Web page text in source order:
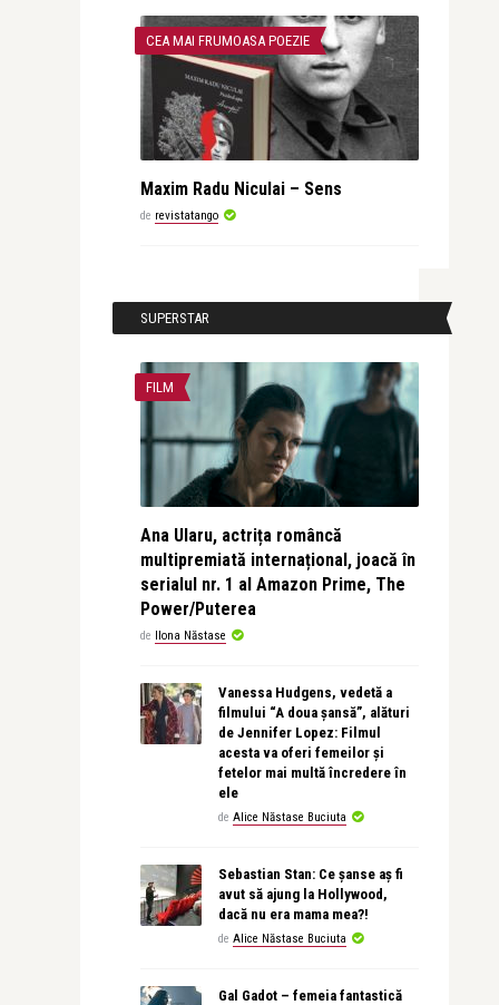
CEA MAI FRUMOASA POEZIE
Maxim Radu Niculai – Sens
de revistatango
SUPERSTAR
FILM
Ana Ularu, actrița româncă
multipremiată internațional, joacă în
serialul nr. 1 al Amazon Prime, The
Power/Puterea
de Ilona Năstase
Vanessa Hudgens, vedetă a
filmului “A doua șansă”, alături
de Jennifer Lopez: Filmul
acesta va oferi femeilor și
fetelor mai multă încredere în
ele
de Alice Năstase Buciuta
Sebastian Stan: Ce șanse aș fi
avut să ajung la Hollywood,
dacă nu era mama mea?!
de Alice Năstase Buciuta
Gal Gadot – femeia fantastică